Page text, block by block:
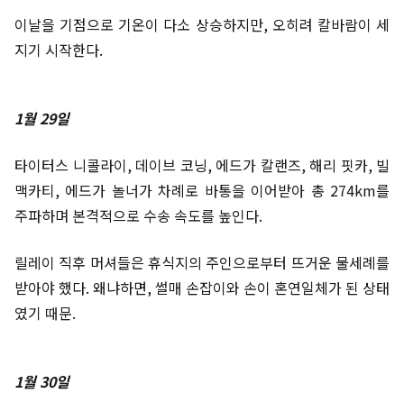
이날을 기점으로 기온이 다소 상승하지만, 오히려 칼바람이 세
지기 시작한다.
1월 29일
타이터스 니콜라이, 데이브 코닝, 에드가 칼랜즈, 해리 핏카, 빌
맥카티, 에드가 놀너가 차례로 바통을 이어받아 총 274km를
주파하며 본격적으로 수송 속도를 높인다.
릴레이 직후 머셔들은 휴식지의 주인으로부터 뜨거운 물세례를
받아야 했다. 왜냐하면, 썰매 손잡이와 손이 혼연일체가 된 상태
였기 때문.
1월 30일